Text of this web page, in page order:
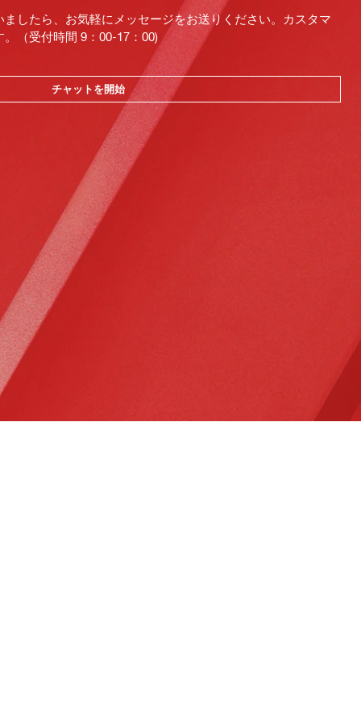
したら、お気軽にメッセージをお送りください。カスタマ
（受付時間 9：00-17：00)
チャットを開始